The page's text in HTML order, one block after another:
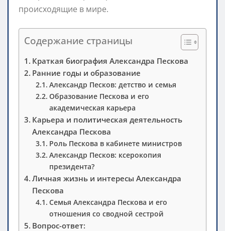
происходящие в мире.
Содержание страницы
Краткая биография Александра Пескова
Ранние годы и образование
Александр Песков: детство и семья
Образование Пескова и его
академическая карьера
Карьера и политическая деятельность
Александра Пескова
Роль Пескова в кабинете министров
Александр Песков: ксерокопия
президента?
Личная жизнь и интересы Александра
Пескова
Семья Александра Пескова и его
отношения со сводной сестрой
Вопрос-ответ: